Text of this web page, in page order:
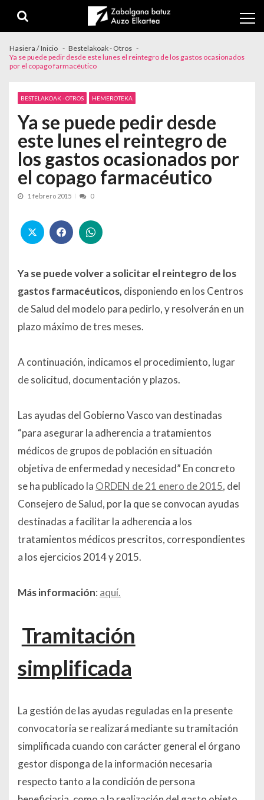
Hasiera / Inicio
Bestelakoak - Otros
Ya se puede pedir desde este lunes el reintegro de los gastos ocasionados
por el copago farmacéutico
BESTELAKOAK - OTROS HEMEROTEKA
Ya se puede pedir desde
este lunes el reintegro de
los gastos ocasionados por
el copago farmacéutico
1 febrero 2015 0
Ya se puede volver a solicitar el reintegro de los
gastos farmacéuticos, disponiendo en los Centros
de Salud del modelo para pedirlo, y resolverán en un
plazo máximo de tres meses.
A continuación, indicamos el procedimiento, lugar
de solicitud, documentación y plazos.
Las ayudas del Gobierno Vasco van destinadas
“para asegurar la adherencia a tratamientos
médicos de grupos de población en situación
objetiva de enfermedad y necesidad” En concreto
se ha publicado la ORDEN de 21 enero de 2015, del
Consejero de Salud, por la que se convocan ayudas
destinadas a facilitar la adherencia a los
tratamientos médicos prescritos, correspondientes
a los ejercicios 2014 y 2015.
Más información: aquí.
Tramitación
simplificada
La gestión de las ayudas reguladas en la presente
convocatoria se realizará mediante su tramitación
simplificada cuando con carácter general el órgano
gestor disponga de la información necesaria
respecto tanto a la condición de persona